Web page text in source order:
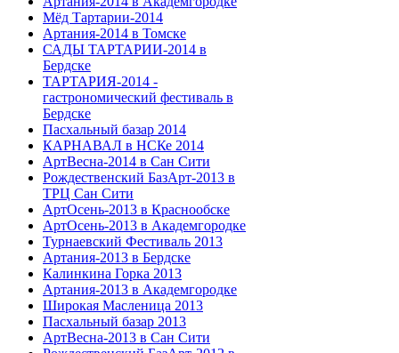
Мёд Тартарии-2014
Артания-2014 в Томске
САДЫ ТАРТАРИИ-2014 в
Бердске
ТАРТАРИЯ-2014 -
гастрономический фестиваль в
Бердске
Пасхальный базар 2014
КАРНАВАЛ в НСКе 2014
АртВесна-2014 в Сан Сити
Рождественский БазАрт-2013 в
ТРЦ Сан Сити
АртОсень-2013 в Краснообске
АртОсень-2013 в Академгородке
Турнаевский Фестиваль 2013
Артания-2013 в Бердске
Калинкина Горка 2013
Артания-2013 в Академгородке
Широкая Масленица 2013
Пасхальный базар 2013
АртВесна-2013 в Сан Сити